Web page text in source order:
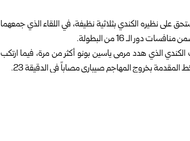
على نظيره الكندي بثلاثية نظيفة، في اللقاء الذي جمعهما
دور الـ 16 من البطولة.
الذي هدد مرمى ياسين بونو أكثر من مرة، فيما ارتكب
المقدمة بخروج المهاجم صيباري مصاباً في الدقيقة 23.